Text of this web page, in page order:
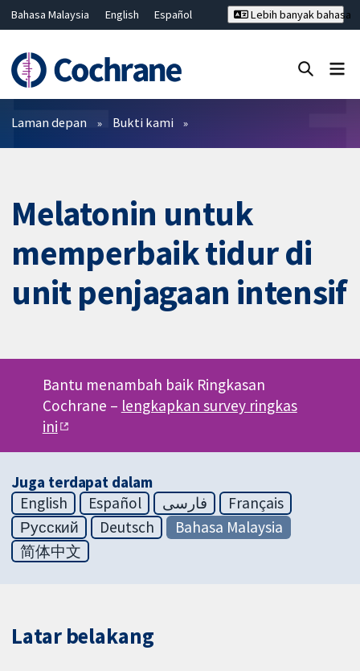
Bahasa Malaysia English
Español
Hrvatski
Deutsch ไทย
繁體中文
简体中文
Lebih banyak bahasa
Penapis
Laman depan Bukti kami
Melatonin untuk
memperbaik tidur di
unit penjagaan intensif
Bantu menambah baik Ringkasan
Cochrane – lengkapkan survey ringkas
ini
Juga terdapat dalam
English
Español فارسی
Français
Русский
Deutsch
Bahasa Malaysia
简体中文
Latar belakang